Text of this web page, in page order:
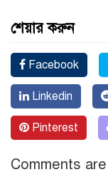
শেয়ার করুন
Facebook
Linkedin
Pinterest
Comments